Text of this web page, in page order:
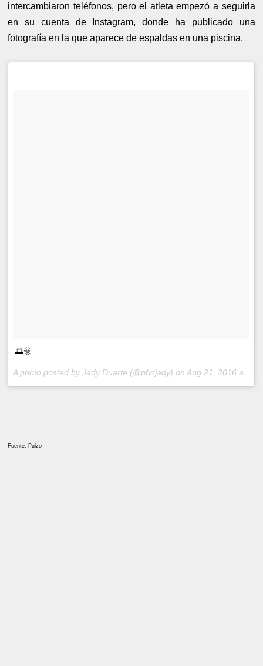
intercambiaron teléfonos, pero el atleta empezó a seguirla
en su cuenta de Instagram, donde ha publicado una
fotografía en la que aparece de espaldas en una piscina.
🌅🌞
A photo posted by Jady Duarte (@pfvrjady) onAug 21, 2016 at 8:28pm PDT
Fuente: Pulzo